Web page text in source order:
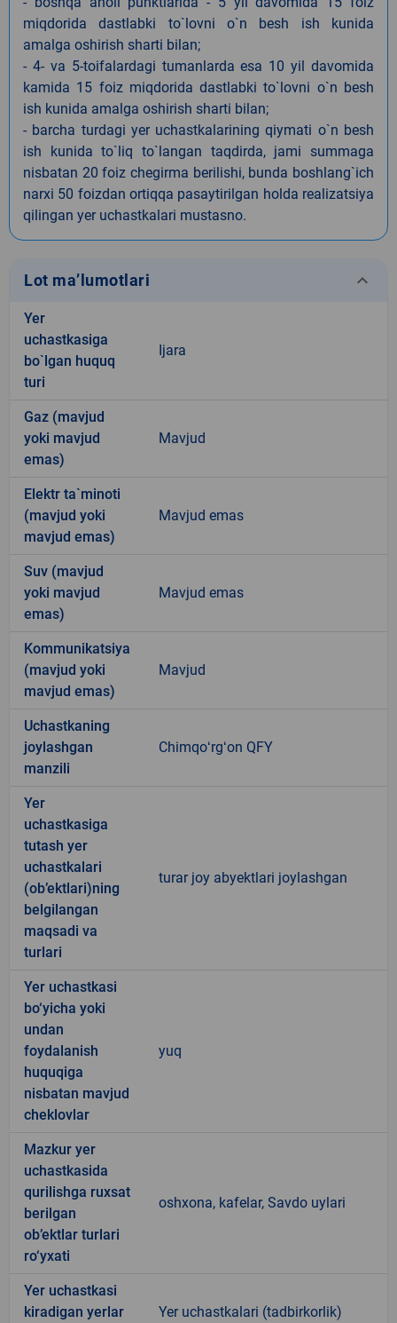
miqdorida dastlabki to`lovni o`n besh ish kunida
amalga oshirish sharti bilan;
- 4- va 5-toifalardagi tumanlarda esa 10 yil davomida
kamida 15 foiz miqdorida dastlabki to`lovni o`n besh
ish kunida amalga oshirish sharti bilan;
- barcha turdagi yer uchastkalarining qiymati o`n besh
ish kunida to`liq to`langan taqdirda, jami summaga
nisbatan 20 foiz chegirma berilishi, bunda boshlang`ich
narxi 50 foizdan ortiqqa pasaytirilgan holda realizatsiya
qilingan yer uchastkalari mustasno.
Lot ma’lumotlari keyboard_arrow_down
Yer
uchastkasiga
bo`lgan huquq
turi
Ijara
Gaz (mavjud
yoki mavjud
emas)
Mavjud
Elektr ta`minoti
(mavjud yoki
mavjud emas)
Mavjud emas
Suv (mavjud
yoki mavjud
emas)
Mavjud emas
Kommunikatsiya
(mavjud yoki
mavjud emas)
Mavjud
Uchastkaning
joylashgan
manzili
Chimqoʻrgʻon QFY
Yer
uchastkasiga
tutash yer
uchastkalari
(ob’ektlari)ning
belgilangan
maqsadi va
turlari
turar joy abyektlari joylashgan
Yer uchastkasi
bo‘yicha yoki
undan
foydalanish
huquqiga
nisbatan mavjud
cheklovlar
yuq
Mazkur yer
uchastkasida
qurilishga ruxsat
berilgan
ob’ektlar turlari
ro‘yxati
oshxona, kafelar, Savdo uylari
Yer uchastkasi
kiradigan yerlar
Yer uchastkalari (tadbirkorlik)